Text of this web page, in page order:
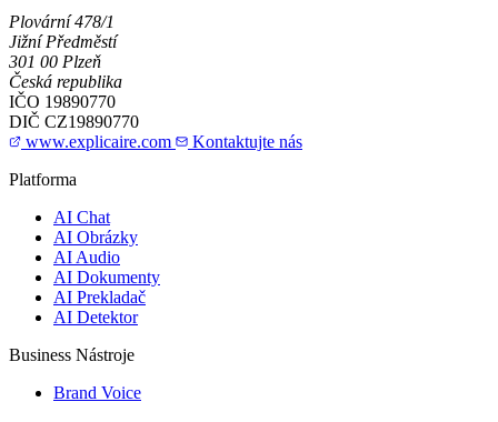
Plovární 478/1
Jižní Předměstí
301 00 Plzeň
Česká republika
IČO 19890770
DIČ CZ19890770
www.explicaire.com
Kontaktujte nás
Platforma
AI Chat
AI Obrázky
AI Audio
AI Dokumenty
AI Prekladač
AI Detektor
Business Nástroje
Brand Voice